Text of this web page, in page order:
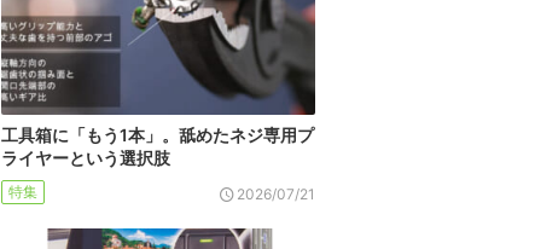
工具箱に「もう1本」。舐めたネジ専用プ
ライヤーという選択肢
特集 2026/07/21